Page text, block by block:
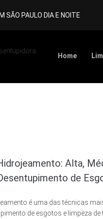
SÃO PAULO DIA E NOITE
Home
Alta,
de
é uma das técnicas
de esgotos e limpeza